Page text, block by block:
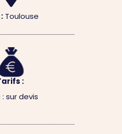
Toulouse
:
sur devis